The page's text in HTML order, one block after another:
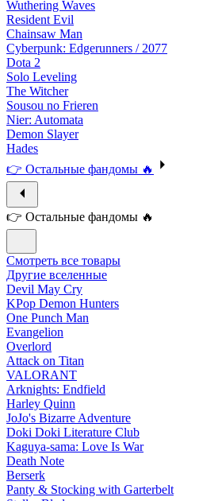
Wuthering Waves
Resident Evil
Chainsaw Man
Cyberpunk: Edgerunners / 2077
Dota 2
Solo Leveling
The Witcher
Sousou no Frieren
Nier: Automata
Demon Slayer
Hades
👉 Остальные фандомы 🔥
👉 Остальные фандомы 🔥
Смотреть все товары
Другие вселенные
Devil May Cry
KPop Demon Hunters
One Punch Man
Evangelion
Overlord
Attack on Titan
VALORANT
Arknights: Endfield
Harley Quinn
JoJo's Bizarre Adventure
Doki Doki Literature Club
Kaguya-sama: Love Is War
Death Note
Berserk
Panty & Stocking with Garterbelt